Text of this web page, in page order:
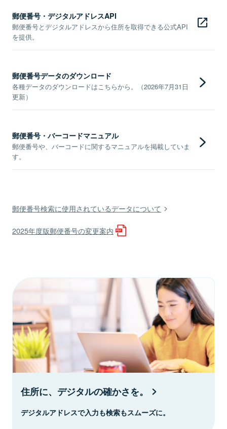
郵便番号・デジタルアドレスAPI
郵便番号とデジタルアドレスから住所を取得できる公式API
を提供。
郵便番号データのダウンロード
各種データのダウンロードはこちらから。（2026年7月31日
更新）
郵便番号・バーコードマニュアル
郵便番号や、バーコードに関するマニュアルを掲載していま
す。
郵便番号検索に使用されているデータについて
2025年度版郵便番号の変更案内
住所に、デジタルの確かさを。
デジタルアドレスで入力も検索もスムーズに。